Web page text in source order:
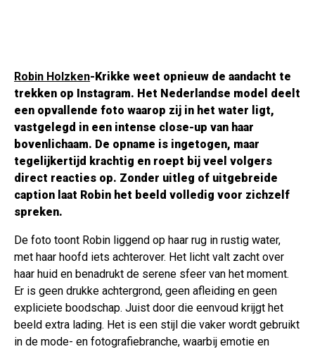
Robin Holzken-Krikke weet opnieuw de aandacht te
trekken op Instagram. Het Nederlandse model deelt
een opvallende foto waarop zij in het water ligt,
vastgelegd in een intense close-up van haar
bovenlichaam. De opname is ingetogen, maar
tegelijkertijd krachtig en roept bij veel volgers
direct reacties op. Zonder uitleg of uitgebreide
caption laat Robin het beeld volledig voor zichzelf
spreken.
De foto toont Robin liggend op haar rug in rustig water,
met haar hoofd iets achterover. Het licht valt zacht over
haar huid en benadrukt de serene sfeer van het moment.
Er is geen drukke achtergrond, geen afleiding en geen
expliciete boodschap. Juist door die eenvoud krijgt het
beeld extra lading. Het is een stijl die vaker wordt gebruikt
in de mode- en fotografiebranche, waarbij emotie en